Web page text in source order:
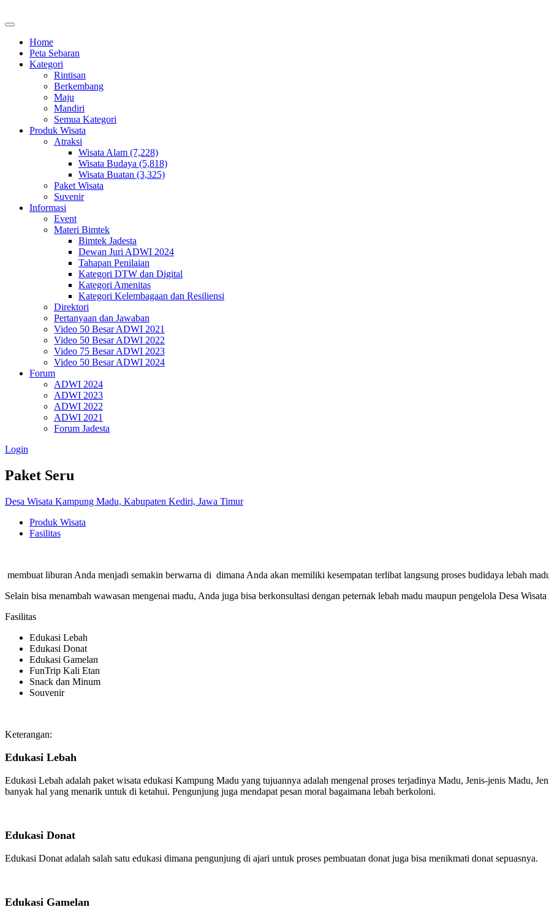
Home
Peta Sebaran
Kategori
Rintisan
Berkembang
Maju
Mandiri
Semua Kategori
Produk Wisata
Atraksi
Wisata Alam (7,228)
Wisata Budaya (5,818)
Wisata Buatan (3,325)
Paket Wisata
Suvenir
Informasi
Event
Materi Bimtek
Bimtek Jadesta
Dewan Juri ADWI 2024
Tahapan Penilaian
Kategori DTW dan Digital
Kategori Amenitas
Kategori Kelembagaan dan Resiliensi
Direktori
Pertanyaan dan Jawaban
Video 50 Besar ADWI 2021
Video 50 Besar ADWI 2022
Video 75 Besar ADWI 2023
Video 50 Besar ADWI 2024
Forum
ADWI 2024
ADWI 2023
ADWI 2022
ADWI 2021
Forum Jadesta
Login
Paket Seru
Desa Wisata Kampung Madu, Kabupaten Kediri, Jawa Timur
Produk Wisata
Fasilitas
membuat liburan Anda menjadi semakin berwarna di dimana Anda akan memiliki kesempatan terlibat langsung proses budidaya lebah
Selain bisa menambah wawasan mengenai madu, Anda juga bisa berkonsultasi dengan peternak lebah madu maupun pengelola Desa
Fasilitas
Edukasi Lebah
Edukasi Donat
Edukasi Gamelan
FunTrip Kali Etan
Snack dan Minum
Souvenir
Keterangan:
Edukasi Lebah
Edukasi Lebah adalah paket wisata edukasi Kampung Madu yang tujuannya adalah mengenal proses terjadinya Madu, Jenis-jenis Madu,
banyak hal yang menarik untuk di ketahui. Pengunjung juga mendapat pesan moral bagaimana lebah berkoloni.
Edukasi Donat
Edukasi Donat adalah salah satu edukasi dimana pengunjung di ajari untuk proses pembuatan donat juga bisa menikmati donat sepuasnya.
Edukasi Gamelan